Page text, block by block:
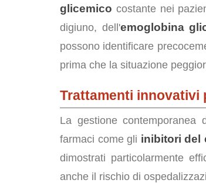
glicemico costante nei
digiuno, dell'emoglobina
possono identificare
prima che la situazione
Trattamenti innovativi
La gestione
farmaci come gli inibitori del
dimostrati particolarmente
anche il rischio di